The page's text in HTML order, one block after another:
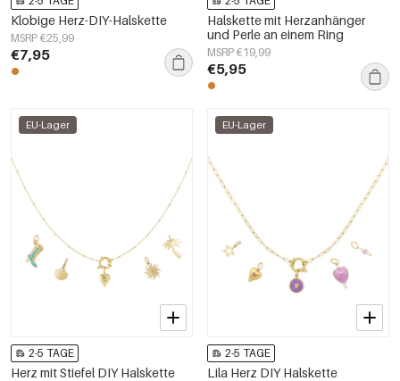
Klobige Herz-DIY-Halskette
MSRP €25,99
€7,95
Halskette mit Herzanhänger
und Perle an einem Ring
MSRP €19,99
€5,95
EU-Lager
2-5 TAGE
Herz mit Stiefel DIY Halskette
EU-Lager
2-5 TAGE
Lila Herz DIY Halskette